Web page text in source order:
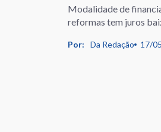
Modalidade de
reformas tem juros
Por: Da Redação 17/